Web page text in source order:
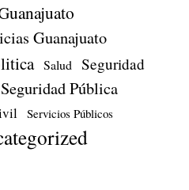
Guanajuato
Salud Seguridad
Seguridad Pública
Servicios Públicos